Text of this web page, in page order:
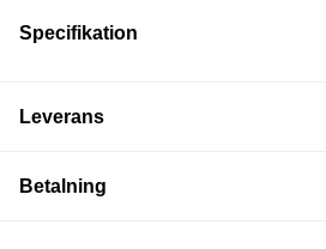
Specifikation
Leverans
Betalning